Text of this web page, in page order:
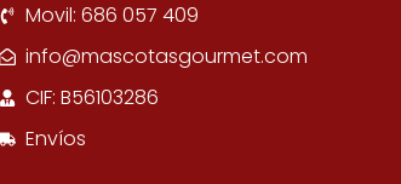
Movil: 686 057 409
info@mascotasgourmet.com
CIF: B56103286
Envíos